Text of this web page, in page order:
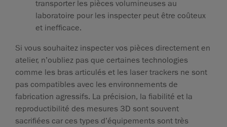
transporter les pièces volumineuses au
laboratoire pour les inspecter peut être coûteux
et inefficace.
Si vous souhaitez inspecter vos pièces directement en
atelier, n’oubliez pas que certaines technologies
comme les bras articulés et les laser trackers ne sont
pas compatibles avec les environnements de
fabrication agressifs. La précision, la fiabilité et la
reproductibilité des mesures 3D sont souvent
sacrifiées car ces types d’équipements sont très